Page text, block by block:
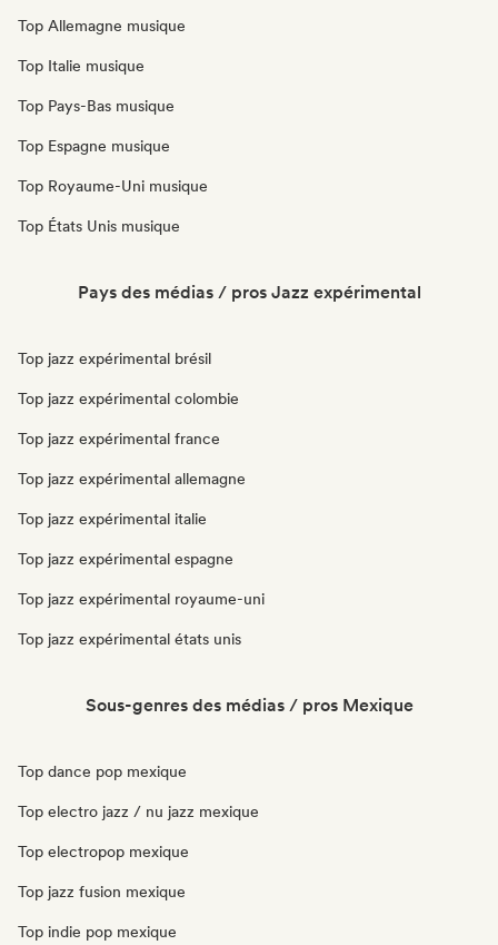
Top Allemagne musique
Top Italie musique
Top Pays-Bas musique
Top Espagne musique
Top Royaume-Uni musique
Top États Unis musique
Pays des médias / pros Jazz expérimental
Top jazz expérimental brésil
Top jazz expérimental colombie
Top jazz expérimental france
Top jazz expérimental allemagne
Top jazz expérimental italie
Top jazz expérimental espagne
Top jazz expérimental royaume-uni
Top jazz expérimental états unis
Sous-genres des médias / pros Mexique
Top dance pop mexique
Top electro jazz / nu jazz mexique
Top electropop mexique
Top jazz fusion mexique
Top indie pop mexique